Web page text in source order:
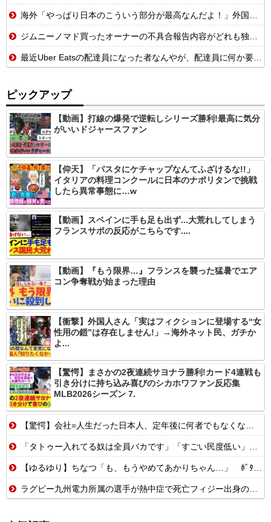
海外「やっぱり日本のこういう部分が最高なんだよ！」外国人が語る日本の魅力的に感じる部分とは・・・？【海外の反応】
ジムニーノマド買ったオーナーの不具合報告内容がどれも独特すぎる模様…
最近Uber Eatsの配達員になった者なんやが、配達員に何か要望があったら教えてくれ
ピックアップ
【動画】打線の爆発で逆転しシリーズ勝利!最高に気分
がいいドジャースファン
【仰天】「パスタにケチャップなんてふざけるな!!」
イタリアの料理コンクールに日本のナポリタンで挑戦
したら異常事態に…w
【動画】スペインに手も足も出ず...大荒れしてしまう
フランスサポの反応がこちらです....
【動画】『もう限界…』フランスを襲った猛暑でエア
コン争奪戦が始まった理由
【衝撃】外国人さん「実はフィクションに登場する“女
性用の鎧”は存在しません!」→海外ネット民、ガチか
よ...
【驚愕】まさかの2夜連続サヨナラ勝利!カード4連戦も
引き分けに持ち込み喜びのシカホワファン反応集
MLB2026シーズン 7.
【驚愕】会社=人生だった日本人、定年後に何者でもなくなるwww
「タトゥー入れてる奴は全員バカです」「すごい民度低い」この道23年の彫り...
【ゆるゆり】ちなつ「も、もうやめてあかりちゃん…」 ﾎﾞﾀﾎﾞﾀ
ラグビー九州電力所属の選手が熱中症で死亡フィジー出身の26歳